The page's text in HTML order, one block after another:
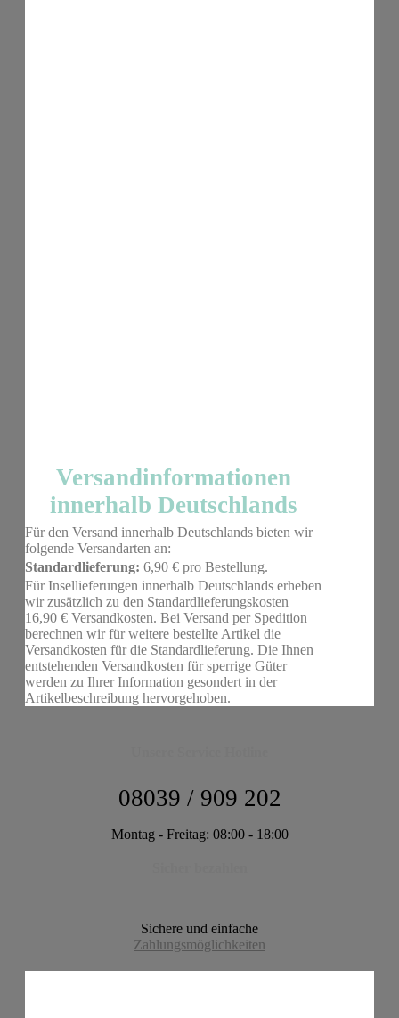
Versandinformationen
innerhalb Deutschlands
Für den Versand innerhalb Deutschlands bieten wir
folgende Versandarten an:
Standardlieferung: 6,90 € pro Bestellung.
Für Insellieferungen innerhalb Deutschlands erheben
wir zusätzlich zu den Standardlieferungskosten
16,90 € Versandkosten. Bei Versand per Spedition
berechnen wir für weitere bestellte Artikel die
Versandkosten für die Standardlieferung. Die Ihnen
entstehenden Versandkosten für sperrige Güter
werden zu Ihrer Information gesondert in der
Artikelbeschreibung hervorgehoben.
08039 / 909 202
Montag - Freitag: 08:00 - 18:00
Sichere und einfache
Zahlungsmöglichkeiten